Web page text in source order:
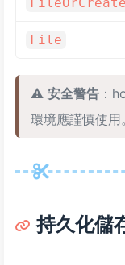
FileOrCreate
File
⚠️ 安全警告 ：
環境應謹慎使用。
持久化儲